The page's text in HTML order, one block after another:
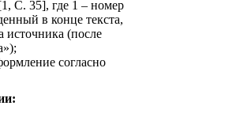
С. 35], где 1 – номер
в конце текста,
источника (после
согласно